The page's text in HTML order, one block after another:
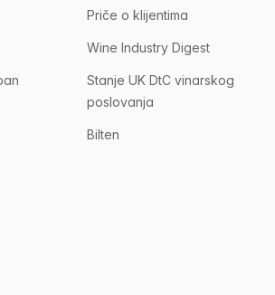
Priče o klijentima
Wine Industry Digest
Stanje UK DtC vinarskog
poslovanja
Bilten